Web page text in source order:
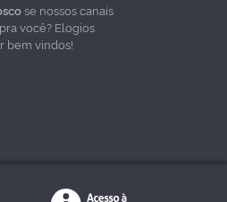
se nossos canais
você? Elogios
bem vindos!